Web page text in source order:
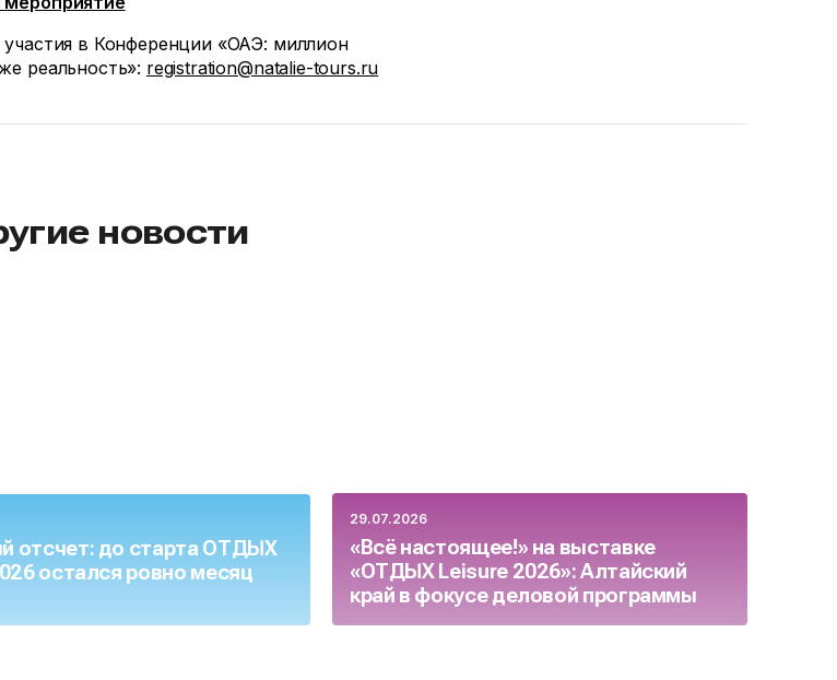
участия в Конференции «ОАЭ: миллион
реальность»: registration@natalie-tours.ru
новости
отсчет: до старта ОТДЫХ
остался ровно месяц
29.07.2026
«Всё настоящее!» на выставке
«ОТДЫХ Leisure 2026»: Алтайский
край в фокусе деловой программы